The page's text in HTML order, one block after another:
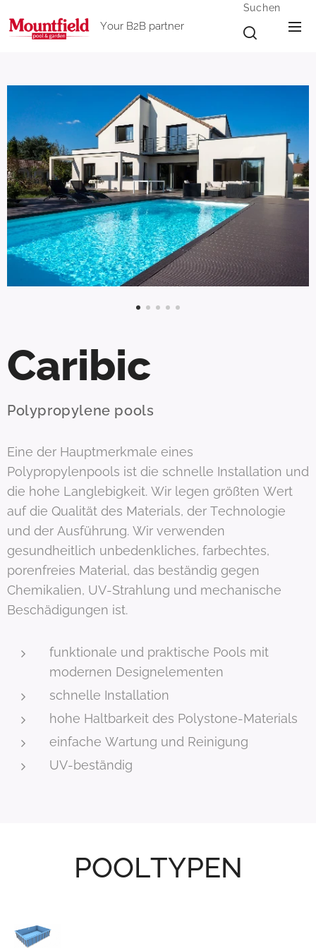
Your B2B partner
Suchen
Caribic
Polypropylene pools
Eine der Hauptmerkmale eines
Polypropylenpools ist die schnelle Installation und
die hohe Langlebigkeit. Wir legen größten Wert
auf die Qualität des Materials, der Technologie
und der Ausführung. Wir verwenden
gesundheitlich unbedenkliches, farbechtes,
porenfreies Material, das beständig gegen
Chemikalien, UV-Strahlung und mechanische
Beschädigungen ist.
funktionale und praktische Pools mit
modernen Designelementen
schnelle Installation
hohe Haltbarkeit des Polystone-Materials
einfache Wartung und Reinigung
UV-beständig
POOLTYPEN